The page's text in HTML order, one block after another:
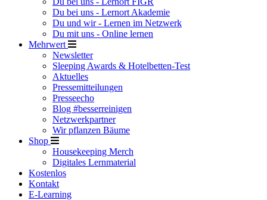
Du bei uns - Lernort Akademie
Du und wir - Lernen im Netzwerk
Du mit uns - Online lernen
Mehrwert
Newsletter
Sleeping Awards & Hotelbetten-Test
Aktuelles
Pressemitteilungen
Presseecho
Blog #besserreinigen
Netzwerkpartner
Wir pflanzen Bäume
Shop
Housekeeping Merch
Digitales Lernmaterial
Kostenlos
Kontakt
E-Learning